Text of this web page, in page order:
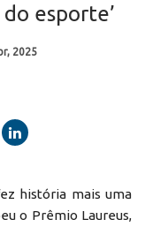
do esporte’
2025
história mais uma
o Prêmio Laureus,